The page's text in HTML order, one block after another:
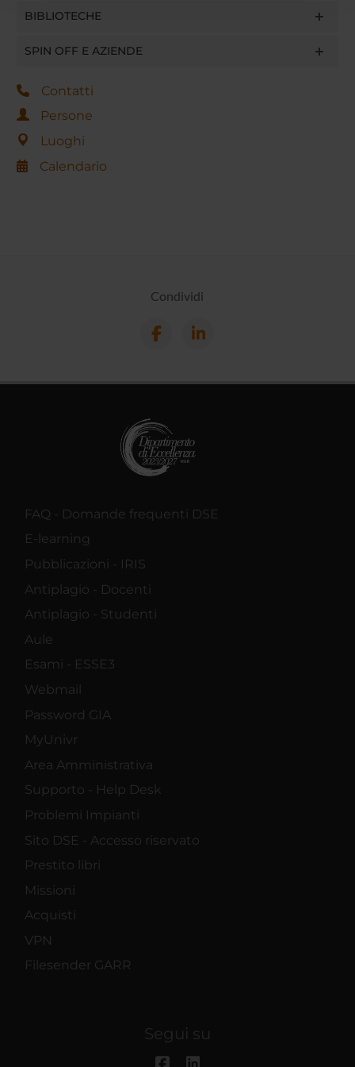
raccolto dal tuo utilizzo dei loro servizi.
BIBLIOTECHE
SPIN OFF E AZIENDE
Contatti
Persone
Luoghi
Calendario
Condividi
FAQ - Domande frequenti DSE
E-learning
Pubblicazioni - IRIS
Antiplagio - Docenti
Antiplagio - Studenti
Aule
Esami - ESSE3
Webmail
Password GIA
MyUnivr
Area Amministrativa
Supporto - Help Desk
Problemi Impianti
Sito DSE - Accesso riservato
Prestito libri
Missioni
Acquisti
VPN
Filesender GARR
Segui su